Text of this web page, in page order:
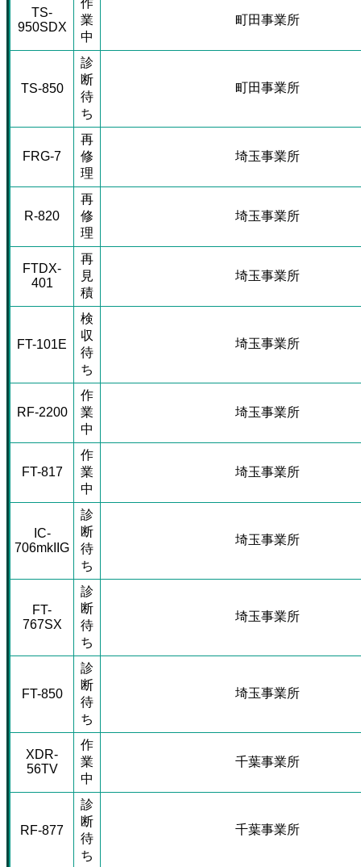
TS-
950SDX
業
中
町田事業所
TS-850
診
断
待
ち
町田事業所
FRG-7
再
修
理
埼玉事業所
R-820
再
修
理
埼玉事業所
FTDX-
401
再
見
積
埼玉事業所
FT-101E
検
収
待
ち
埼玉事業所
RF-2200
作
業
中
埼玉事業所
FT-817
作
業
中
埼玉事業所
IC-
706mkIIG
診
断
待
ち
埼玉事業所
FT-
767SX
診
断
待
ち
埼玉事業所
FT-850
診
断
待
ち
埼玉事業所
XDR-
56TV
作
業
中
千葉事業所
RF-877
診
断
待
ち
千葉事業所